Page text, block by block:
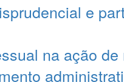
e
na ação